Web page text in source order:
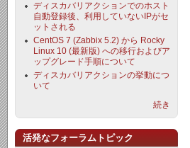
ディスカバリアクションでのホスト
自動登録後、利用していないIPがセ
ットされる
CentOS 7 (Zabbix 5.2) から Rocky
Linux 10 (最新版) への移行およびア
ップグレード手順について
ディスカバリアクションの挙動につ
いて
続き
活発なフォーラムトピック